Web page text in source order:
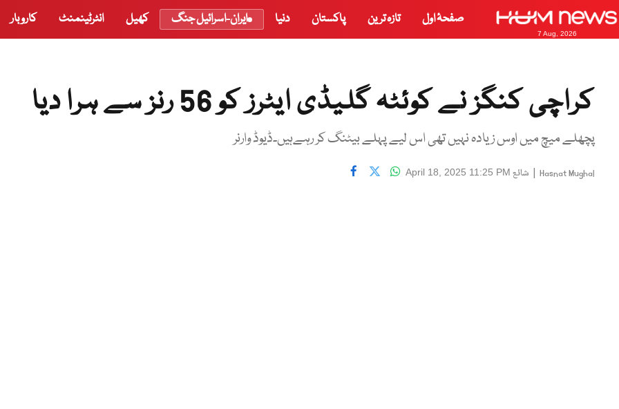
7 Aug, 2026
صفحۂ اول تازہ ترین پاکستان دنیا ایران-اسرائیل جنگ کھیل انٹرٹینمنٹ کاروبار
کراچی کنگز نے کوئٹہ گلیڈی ایٹرز کو 56 رنز سے ہرا دیا
پچھلے میچ میں اوس زیادہ نہیں تھی اس لیے پہلے بیٹنگ کر رہےہیں۔ڈیوڈ وارنر
Hasnat Mughal
| شائع April 18, 2025 11:25 PM